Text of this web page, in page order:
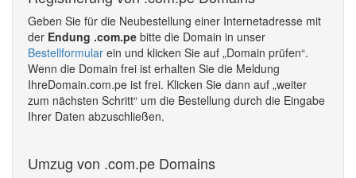
Geben Sie für die Neubestellung einer Internetadresse mit
der Endung .com.pe bitte die Domain in unser
Bestellformular ein und klicken Sie auf „Domain prüfen“.
Wenn die Domain frei ist erhalten Sie die Meldung
IhreDomain.com.pe ist frei. Klicken Sie dann auf „weiter
zum nächsten Schritt“ um die Bestellung durch die Eingabe
Ihrer Daten abzuschließen.
Umzug von .com.pe Domains